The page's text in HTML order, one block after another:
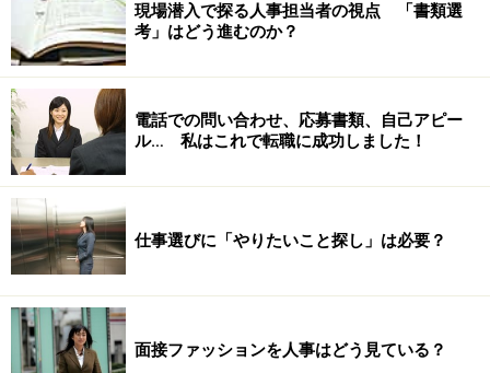
現場潜入で探る人事担当者の視点 「書類選
考」はどう進むのか？
電話での問い合わせ、応募書類、自己アピー
ル… 私はこれで転職に成功しました！
仕事選びに「やりたいこと探し」は必要？
面接ファッションを人事はどう見ている？